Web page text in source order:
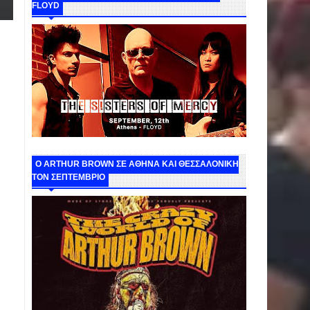
FLOYD
O ARTHUR BROWN ΣΕ ΑΘΗΝΑ ΚΑΙ ΘΕΣΣΑΛΟΝΙΚΗ
ΤΟΝ ΣΕΠΤΕΜΒΡΙΟ